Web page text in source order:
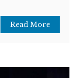
Read More